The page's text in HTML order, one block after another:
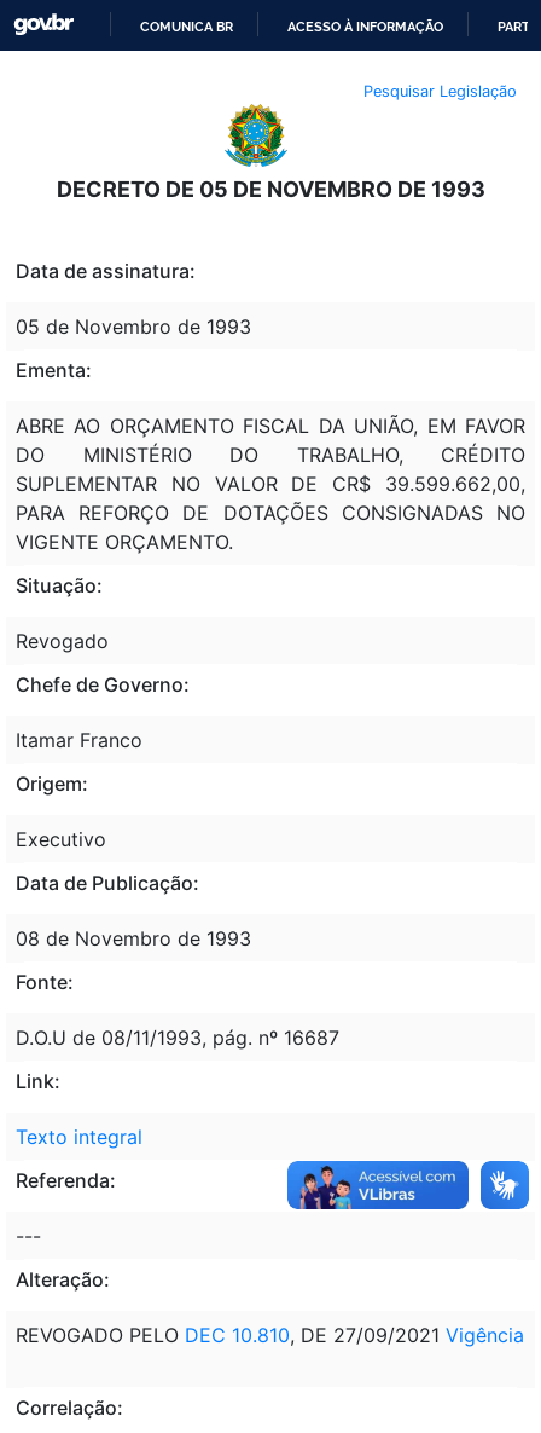
O
CONTEÚDO
COMUNICA BR ACESSO À INFORMAÇÃO
Pesquisar Legislação
DECRETO DE 05 DE NOVEMBRO DE 1993
Data de assinatura:
05 de Novembro de 1993
Ementa:
ABRE AO ORÇAMENTO FISCAL DA UNIÃO, EM FAVOR
DO MINISTÉRIO DO TRABALHO, CRÉDITO
SUPLEMENTAR NO VALOR DE CR$ 39.599.662,00,
PARA REFORÇO DE DOTAÇÕES CONSIGNADAS NO
VIGENTE ORÇAMENTO.
Situação:
Revogado
Chefe de Governo:
Itamar Franco
Origem:
Executivo
Data de Publicação:
08 de Novembro de 1993
Fonte:
D.O.U de 08/11/1993, pág. nº 16687
Link:
Texto integral
Referenda:
---
Alteração:
REVOGADO PELO DEC 10.810, DE 27/09/2021 Vigência
Correlação: